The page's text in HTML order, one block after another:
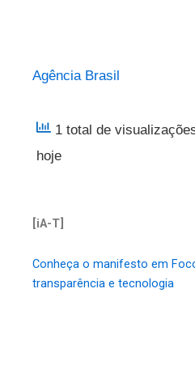
Agência Brasil
1 total de
hoje
[iA-T]
Conheça o manifesto em
transparência e tecnologia